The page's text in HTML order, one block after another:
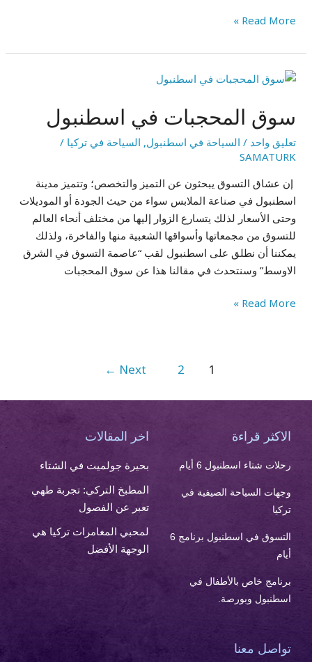
Read More »
سوق المحجبات في اسطنبول
تعليق واحد / السياحة في اسطنبول, السياحة في تركيا /
SAMATURK
إن عشاق التسوق يبحثون عن التميز والتخصص؛ وتتميز مدينة
اسطنبول في صناعة الملابس سواء من حيث الجودة أو الموديلات
وحتى الأسعار لذلك يتسارع الزوار إليها من مختلف أنحاء العالم
للتسوق من مجمعاتها وأسواقها الشعبية منها والفاخرة، ولذلك
يمكننا أن نطلق على اسطنبول لقب “عاصمة التسوق في الشرق
الاوسط” وسنتحدث في مقالنا هذا عن سوق المحجبات
سوق
اسطنبول
Read More »
1
2
Next
←
الاكثر قراءة
رحلات شتاء اسطنبول 6 أيام
وجهات السياحة الصيفية في
تركيا
التسوق في اسطنبول برنامج 6
أيام
برنامج خاص بالأطفال في
اسطنبول وبورصة.
اخر المقالات
بحيرة جولميت في الشتاء
المطبخ التركي: تجربة طهي
تعبر عن الفصول
لمحبي المغامرات تركيا هي
الوجهة الأفضل
تواصل معنا